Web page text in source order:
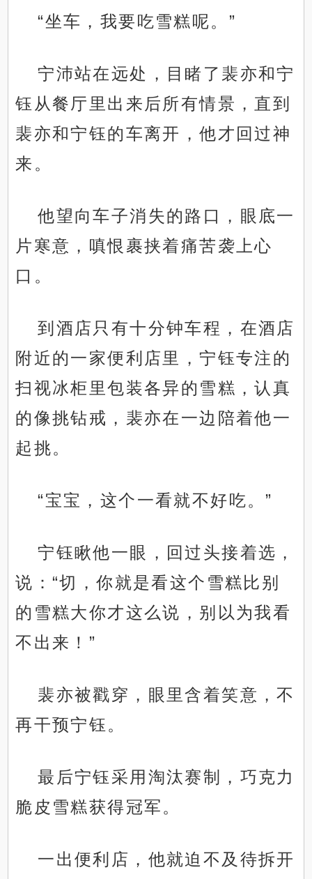
“坐车，我要吃雪糕呢。”
宁沛站在远处，目睹了裴亦和宁
钰从餐厅里出来后所有情景，直到
裴亦和宁钰的车离开，他才回过神
来。
他望向车子消失的路口，眼底一
片寒意，嗔恨裹挟着痛苦袭上心
口。
到酒店只有十分钟车程，在酒店
附近的一家便利店里，宁钰专注的
扫视冰柜里包装各异的雪糕，认真
的像挑钻戒，裴亦在一边陪着他一
起挑。
“宝宝，这个一看就不好吃。”
宁钰瞅他一眼，回过头接着选，
说：“切，你就是看这个雪糕比别
的雪糕大你才这么说，别以为我看
不出来！”
裴亦被戳穿，眼里含着笑意，不
再干预宁钰。
最后宁钰采用淘汰赛制，巧克力
脆皮雪糕获得冠军。
一出便利店，他就迫不及待拆开